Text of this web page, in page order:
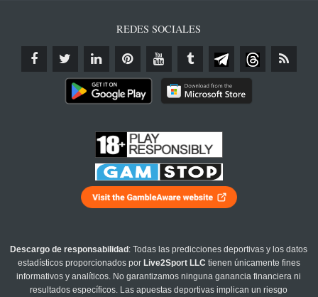
REDES SOCIALES
Descargo de responsabilidad : Todas las predicciones deportivas y los datos
estadísticos proporcionados por Live2Sport LLC tienen únicamente fines
informativos y analíticos. No garantizamos ninguna ganancia financiera ni
resultados específicos. Las apuestas deportivas implican un riesgo